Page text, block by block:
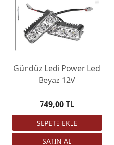
Gündüz Ledi Power Led
Beyaz 12V
749,00 TL